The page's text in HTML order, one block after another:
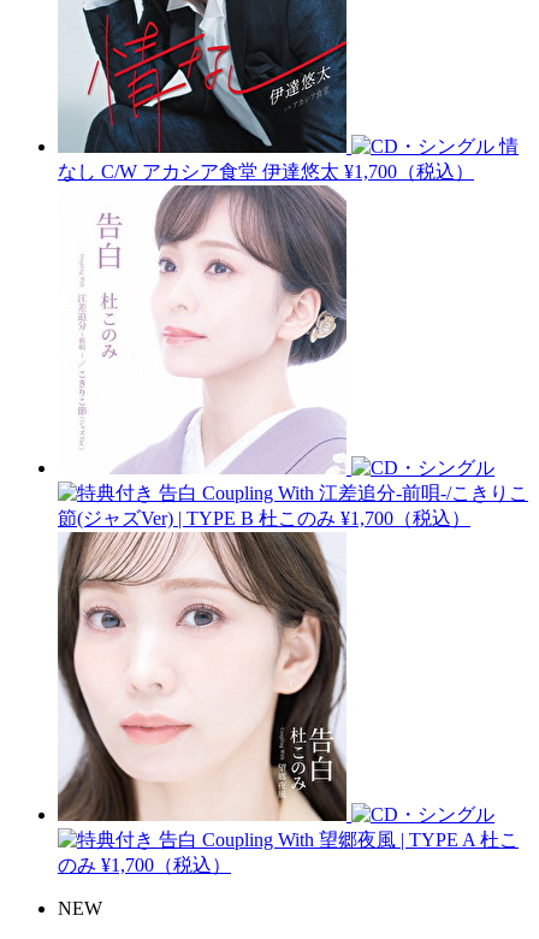
情
なし C/W アカシア食堂 伊達悠太 ¥1,700（税込）
告白 Coupling With 江差追分-前唄-/こきりこ
節(ジャズVer) | TYPE B 杜このみ ¥1,700（税込）
告白 Coupling With 望郷夜風 | TYPE A 杜こ
のみ ¥1,700（税込）
NEW